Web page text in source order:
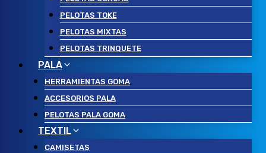
PELOTAS TOKE
PELOTAS MIXTAS
PELOTAS TRINQUETE
PALA
HERRAMIENTAS GOMA
ACCESORIOS PALA
PELOTAS PALA GOMA
TEXTIL
CAMISETAS